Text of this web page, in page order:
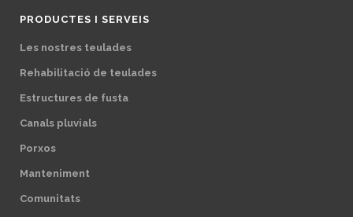
PRODUCTES I SERVEIS
Les nostres teulades
Rehabilitació de teulades
Estructures de fusta
Canals pluvials
Porxos
Manteniment
Comunitats